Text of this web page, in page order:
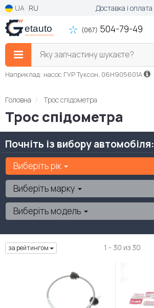
UA RU Доставка і оплата
(067) 504-79-49
Яку запчастину шукаєте?
Наприклад: насос ГУР Туксон, 06H905601A
Головна Трос спідометра
Трос спідометра
Почніть із вибору автомобіля:
Виберіть рік
Виберіть марку
Виберіть модель
за рейтингом 1 - 30 из 30